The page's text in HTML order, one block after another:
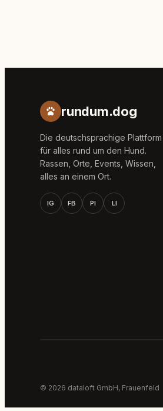
rundum.dog
Die deutschsprachige Plattform
für alles rund um den Hund.
Rassen, Orte, Events, Wissen,
alles an einem Ort.
IG FB PI LI
© 2026 dataloft GmbH, Frauenfeld